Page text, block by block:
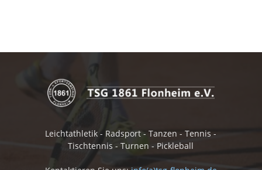
Leichtathletik - Radsport - Tanzen - Tennis -
Tischtennis - Turnen - Pickleball